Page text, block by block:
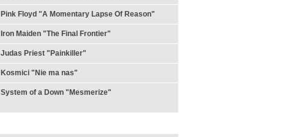
Pink Floyd "A Momentary Lapse Of Reason"
Iron Maiden "The Final Frontier"
Judas Priest "Painkiller"
Kosmici "Nie ma nas"
System of a Down "Mesmerize"